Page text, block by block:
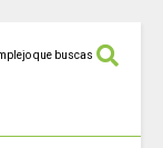
que buscas